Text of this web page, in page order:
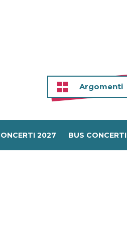
Argomenti
2027 BUS CONCERTI